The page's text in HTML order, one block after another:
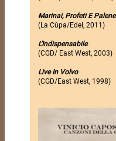
Marinai, Profeti E Palene
(La Cùpa/Edel, 2011)
L’Indispensabile
(CGD/ East West, 2003)
Live In Volvo
(CGD/East West, 1998)